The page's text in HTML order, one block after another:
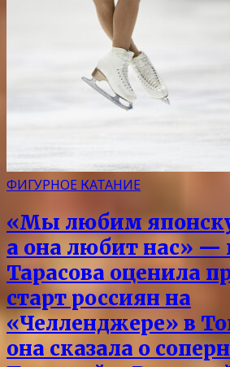
ФИГУРНОЕ КАТАНИЕ
«Мы любим
а она любит нас» —
Тарасова оценила
старт россиян на
«Челленджере» в
она сказала о